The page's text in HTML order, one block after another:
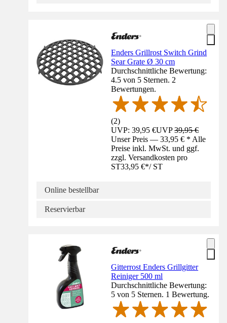
Enders Grillrost Switch Grind
Sear Grate Ø 30 cm
Durchschnittliche Bewertung:
4.5 von 5 Sternen. 2
Bewertungen.
(2)
UVP: 39,95 €UVP39,95 €
Unser Preis — 33,95 € * Alle
Preise inkl. MwSt. und ggf.
zzgl. Versandkosten pro
ST33,95 €*/ ST
Online bestellbar
Reservierbar
Gitterrost Enders Grillgitter
Reiniger 500 ml
Durchschnittliche Bewertung:
5 von 5 Sternen. 1 Bewertung.